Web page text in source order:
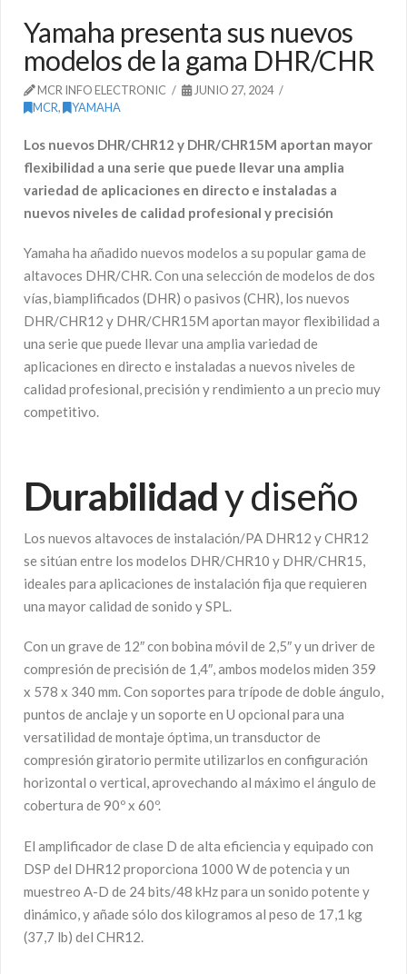
Yamaha presenta sus nuevos
modelos de la gama DHR/CHR
MCR INFO ELECTRONIC
JUNIO 27, 2024
MCR, YAMAHA
Los nuevos DHR/CHR12 y DHR/CHR15M aportan mayor
flexibilidad a una serie que puede llevar una amplia
variedad de aplicaciones en directo e instaladas a
nuevos niveles de calidad profesional y precisión
Yamaha ha añadido nuevos modelos a su popular gama de
altavoces DHR/CHR. Con una selección de modelos de dos
vías, biamplificados (DHR) o pasivos (CHR), los nuevos
DHR/CHR12 y DHR/CHR15M aportan mayor flexibilidad a
una serie que puede llevar una amplia variedad de
aplicaciones en directo e instaladas a nuevos niveles de
calidad profesional, precisión y rendimiento a un precio muy
competitivo.
Durabilidady diseño
Los nuevos altavoces de instalación/PA DHR12 y CHR12
se sitúan entre los modelos DHR/CHR10 y DHR/CHR15,
ideales para aplicaciones de instalación fija que requieren
una mayor calidad de sonido y SPL.
Con un grave de 12″ con bobina móvil de 2,5″ y un driver de
compresión de precisión de 1,4″, ambos modelos miden 359
x 578 x 340 mm. Con soportes para trípode de doble ángulo,
puntos de anclaje y un soporte en U opcional para una
versatilidad de montaje óptima, un transductor de
compresión giratorio permite utilizarlos en configuración
horizontal o vertical, aprovechando al máximo el ángulo de
cobertura de 90º x 60º.
El amplificador de clase D de alta eficiencia y equipado con
DSP del DHR12 proporciona 1000 W de potencia y un
muestreo A-D de 24 bits/48 kHz para un sonido potente y
dinámico, y añade sólo dos kilogramos al peso de 17,1 kg
(37,7 lb) del CHR12.